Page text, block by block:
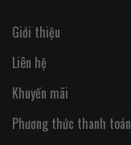
Giới thiệu
Liên hệ
Khuyến mãi
Phương thức thanh toán